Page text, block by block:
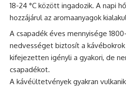
18-24 °C között ingadozik. A napi
hozzájárul az aromaanyagok
A csapadék éves mennyisége
nedvességet biztosít a kávébokrok
kifejezetten igényli a gyakori, de
csapadékot.
A kávéültetvények gyakran